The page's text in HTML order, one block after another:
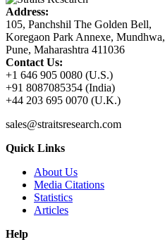
Address:
105, Panchshil The Golden Bell,
Koregaon Park Annexe, Mundhwa,
Pune, Maharashtra 411036
Contact Us:
+1 646 905 0080 (U.S.)
+91 8087085354 (India)
+44 203 695 0070 (U.K.)
sales@straitsresearch.com
Quick Links
About Us
Media Citations
Statistics
Articles
Help